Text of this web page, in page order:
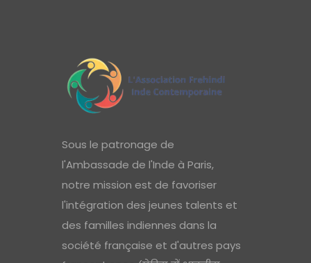
Sous le patronage de
l'Ambassade de l'Inde à Paris,
notre mission est de favoriser
l'intégration des jeunes talents et
des familles indiennes dans la
société française et d'autres pays